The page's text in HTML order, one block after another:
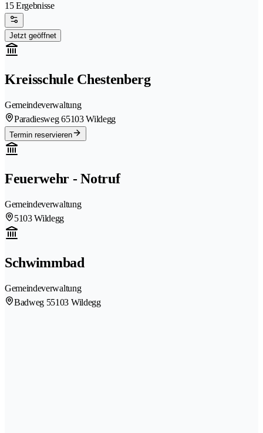
15 Ergebnisse
Jetzt geöffnet
Kreisschule Chestenberg
Gemeindeverwaltung
Paradiesweg 65103 Wildegg
Termin reservieren
Feuerwehr - Notruf
Gemeindeverwaltung
5103 Wildegg
Schwimmbad
Gemeindeverwaltung
Badweg 55103 Wildegg